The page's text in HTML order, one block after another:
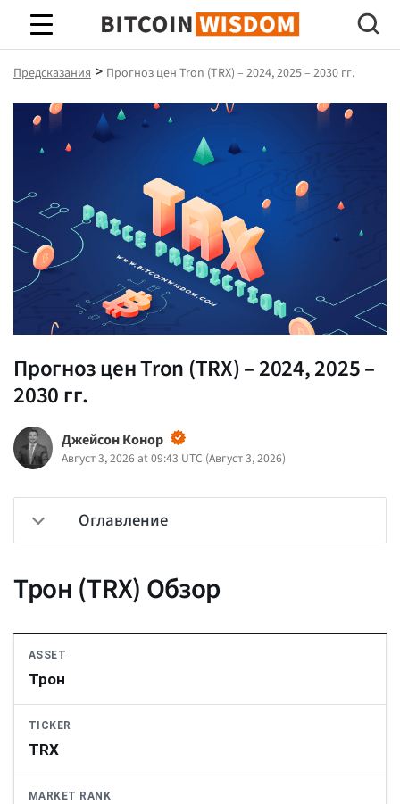
Биткойн Мудрость
Предсказания > Прогноз цен Tron (TRX) – 2024, 2025 – 2030 гг.
Прогноз цен Tron (TRX) – 2024, 2025 –
2030 гг.
Джейсон Конор
Август 3, 2026 at 09:43 UTC (Август 3, 2026)
Оглавление
Трон (TRX) Обзор
ASSET
Трон
TICKER
TRX
MARKET RANK